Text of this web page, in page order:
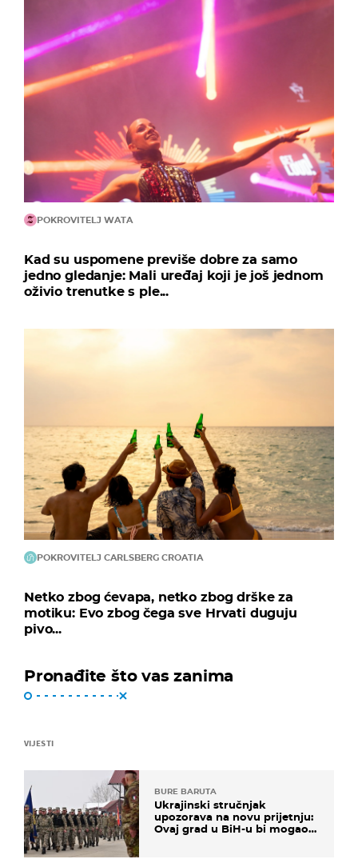
POKROVITELJ WATA
Kad su uspomene previše dobre za samo
jedno gledanje: Mali uređaj koji je još jednom
oživio trenutke s ple...
POKROVITELJ CARLSBERG CROATIA
Netko zbog ćevapa, netko zbog drške za
motiku: Evo zbog čega sve Hrvati duguju
pivo...
Pronađite što vas zanima
VIJESTI
BURE BARUTA
Ukrajinski stručnjak
upozorava na novu prijetnju:
Ovaj grad u BiH-u bi mogao